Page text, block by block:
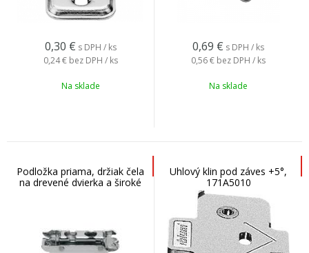
0,30 € s DPH / ks
0,24 € bez DPH / ks
Na sklade
0,69 € s DPH / ks
0,56 € bez DPH / ks
Na sklade
Podložka priama, držiak čela
na drevené dvierka a široké
Uhlový klin pod záves +5°,
171A5010